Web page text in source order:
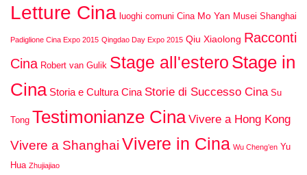
Letture Cina luoghi comuni Cina Mo Yan Musei Shanghai
Padiglione Cina Expo 2015 Qingdao Day Expo 2015 Qiu Xiaolong Racconti
Cina Robert van Gulik Stage all'estero Stage in
Cina Storia e Cultura Cina Storie di Successo Cina Su
Tong Testimonianze Cina Vivere a Hong Kong
Vivere a Shanghai Vivere in Cina Wu Cheng’en Yu
Hua Zhujiajiao